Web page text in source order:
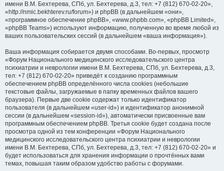
имени В.М. Бехтерева, СПб, ул. Бехтерева, д.3, тел: +7 (812) 670-02-20»,
«http://nmic.bekhterev.ru/forum») и phpBB (в дальнейшем «они»,
«программное обеспечение phpBB», «www.phpbb.com», «phpBB Limited»,
«phpBB Teams») используют информацию, полученную во время любой из
ваших пользовательских сессий (в дальнейшем «ваша информация»).
Ваша информация собирается двумя способами. Во-первых, просмотр
«Форум Национального медицинского исследовательского центра
психиатрии и неврологии имени В.М. Бехтерева, СПб, ул. Бехтерева, д.3,
тел: +7 (812) 670-02-20» приведёт к созданию программным
обеспечением phpBB определённого числа cookies (небольшие
текстовые файлы, загружаемые в папку временных файлов вашего
браузера). Первые две cookie содержат только идентификатор
пользователя (в дальнейшем «user-id») и идентификатор анонимной
сессии (в дальнейшем «session-id»), автоматически присвоенные вам
программным обеспечением phpBB. Третья cookie будет создана после
просмотра одной из тем конференции «Форум Национального
медицинского исследовательского центра психиатрии и неврологии
имени В.М. Бехтерева, СПб, ул. Бехтерева, д.3, тел: +7 (812) 670-02-20» и
будет использоваться для хранения информации о прочтённых вами
темах, повышая таким образом удобство работы с форумами.